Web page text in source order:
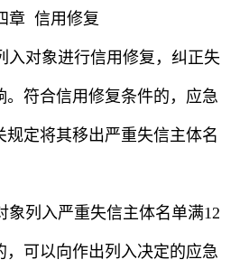
章 信用修复
入对象进行信用修复，纠正失
。符合信用修复条件的，应急
规定将其移出严重失信主体名
列入严重失信主体名单满12
，可以向作出列入决定的应急